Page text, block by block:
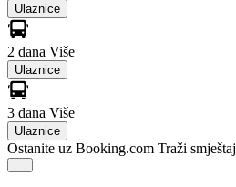
Ulaznice
2 dana Više
Ulaznice
3 dana Više
Ulaznice
Ostanite uz Booking.com Traži smještaj